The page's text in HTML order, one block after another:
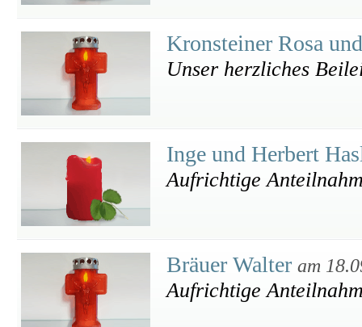
Kronsteiner Rosa
Unser herzliches
Inge und Herbert
Aufrichtige
Bräuer Walter am
Aufrichtige